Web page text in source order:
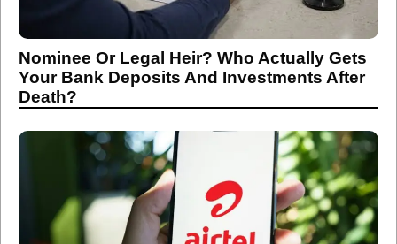
Nominee Or Legal Heir? Who Actually Gets
Your Bank Deposits And Investments After
Death?